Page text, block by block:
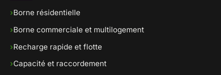
›Borne résidentielle
›Borne commerciale et multilogement
›Recharge rapide et flotte
›Capacité et raccordement